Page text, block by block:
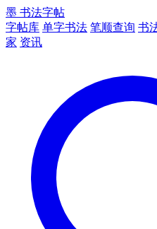
墨 书法字帖
字帖库 单字书法 笔顺查询 书
家 资讯